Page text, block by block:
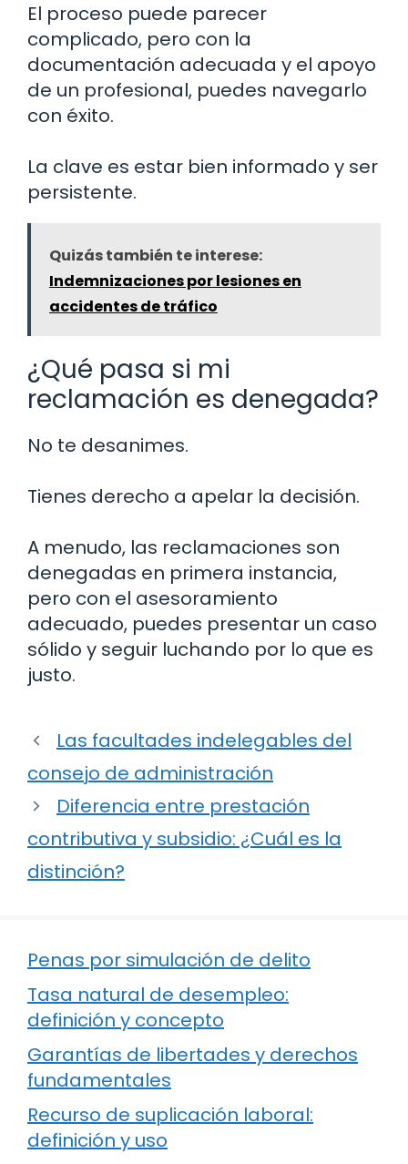
El proceso puede parecer
complicado, pero con la
documentación adecuada y el apoyo
de un profesional, puedes navegarlo
con éxito.
La clave es estar bien informado y ser
persistente.
Quizás también te interese:
Indemnizaciones por lesiones en
accidentes de tráfico
¿Qué pasa si mi
reclamación es denegada?
No te desanimes.
Tienes derecho a apelar la decisión.
A menudo, las reclamaciones son
denegadas en primera instancia,
pero con el asesoramiento
adecuado, puedes presentar un caso
sólido y seguir luchando por lo que es
justo.
Las facultades indelegables del
consejo de administración
Diferencia entre prestación
contributiva y subsidio: ¿Cuál es la
distinción?
Penas por simulación de delito
Tasa natural de desempleo:
definición y concepto
Garantías de libertades y derechos
fundamentales
Recurso de suplicación laboral:
definición y uso